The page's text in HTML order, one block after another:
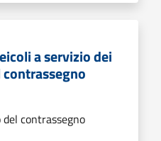
a servizio dei
contrassegno